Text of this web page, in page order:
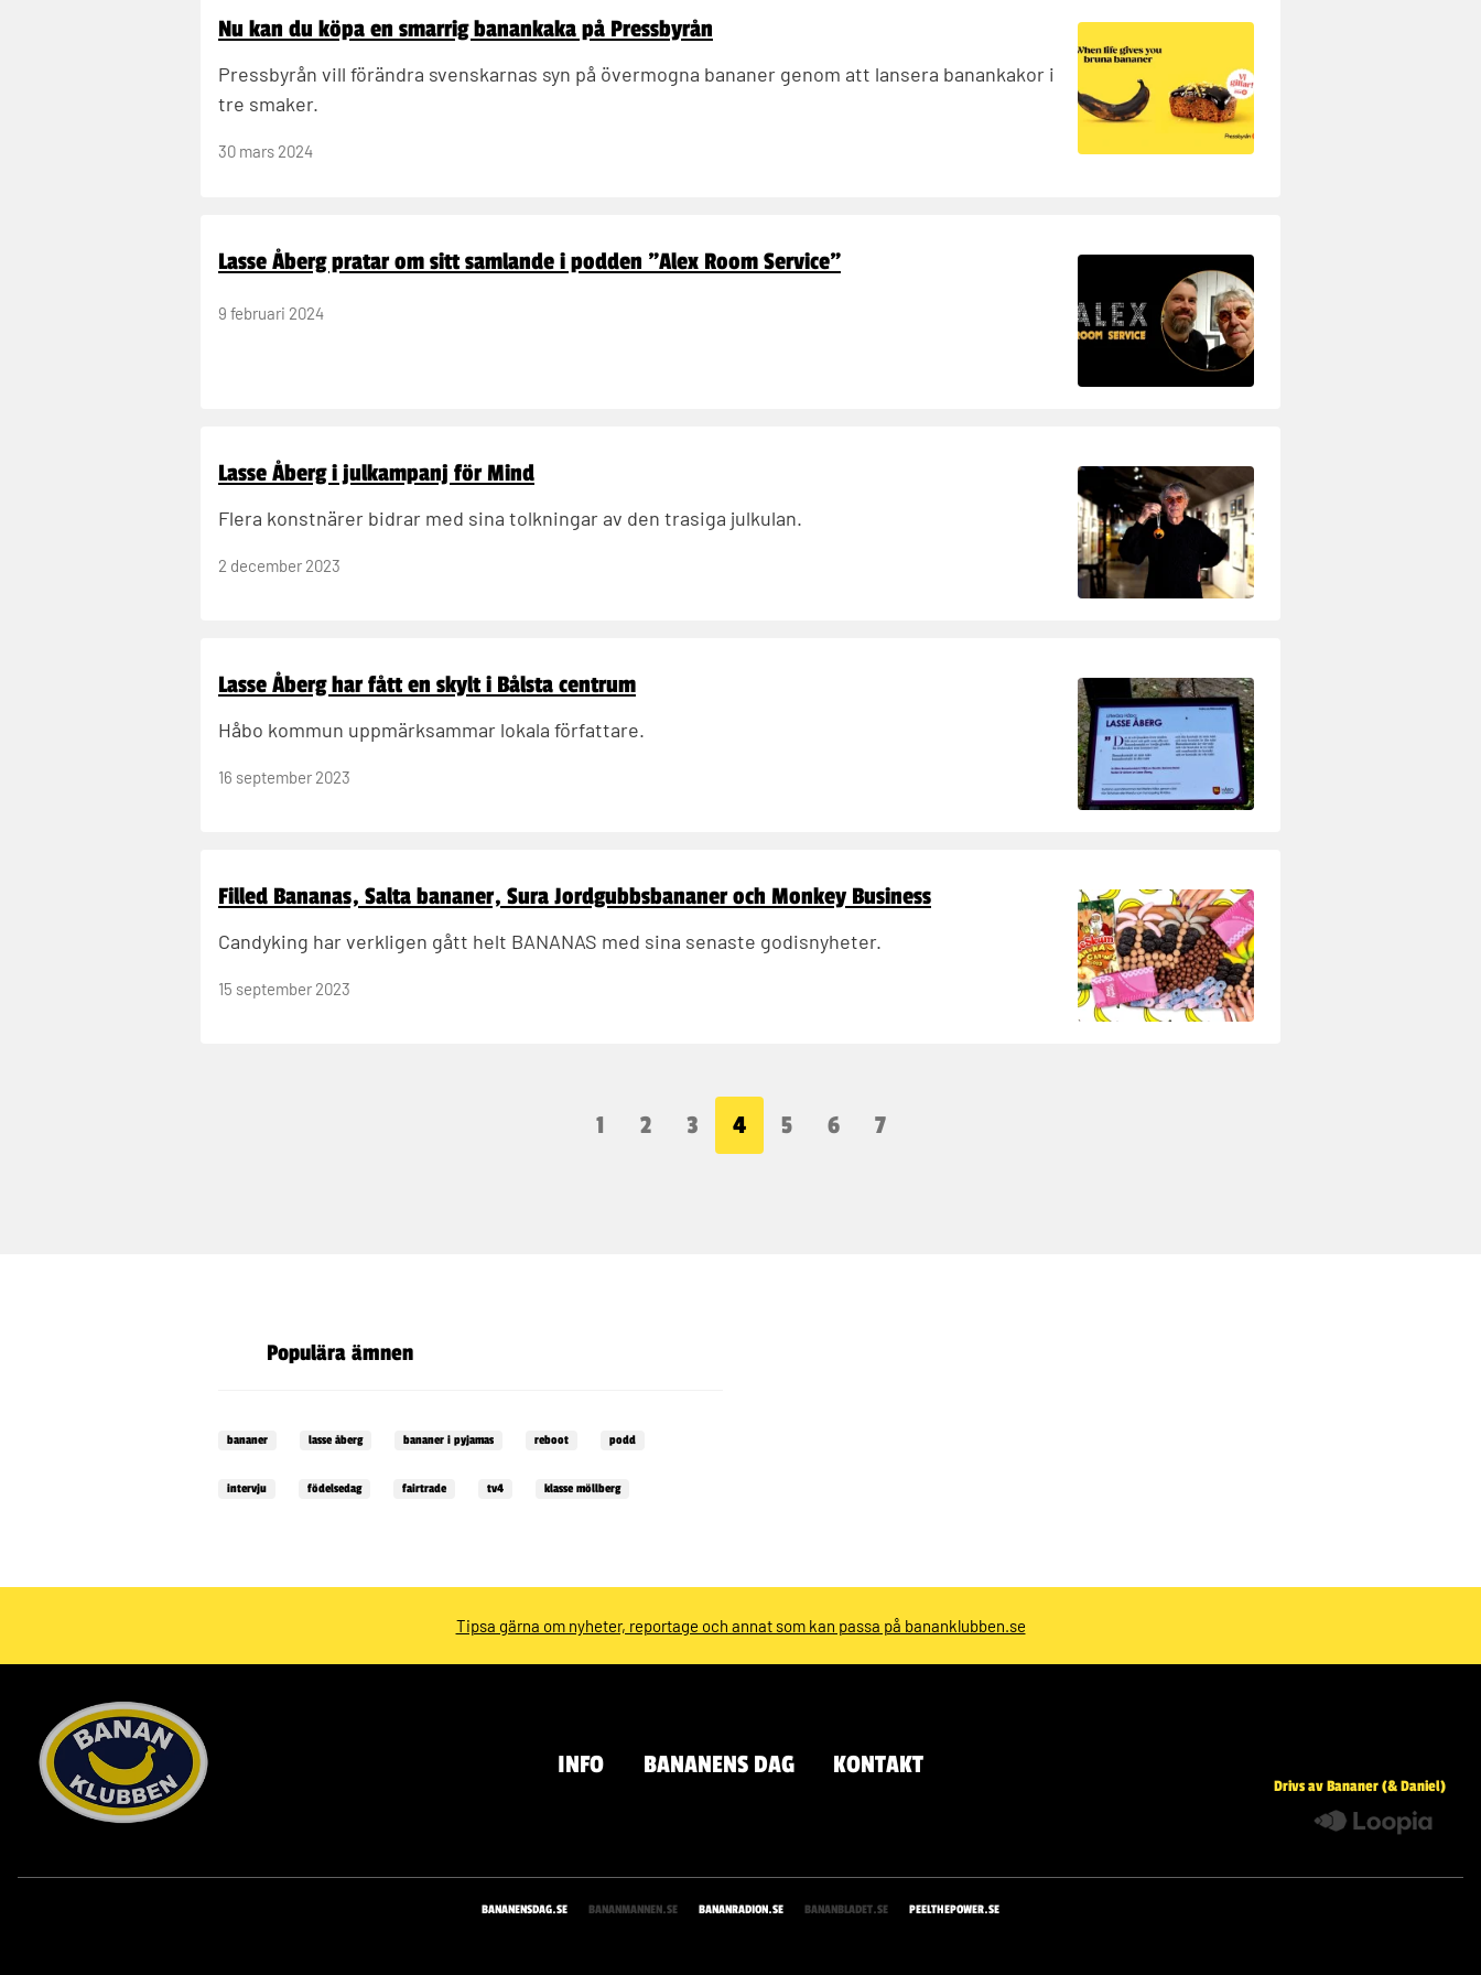
Nu kan du köpa en smarrig banankaka på Pressbyrån
Pressbyrån vill förändra svenskarnas syn på övermogna bananer genom att lansera banankakor i
tre smaker.
30 mars 2024
Lasse Åberg pratar om sitt samlande i podden "Alex Room Service"
9 februari 2024
Lasse Åberg i julkampanj för Mind
Flera konstnärer bidrar med sina tolkningar av den trasiga julkulan.
2 december 2023
Lasse Åberg har fått en skylt i Bålsta centrum
Håbo kommun uppmärksammar lokala författare.
16 september 2023
Filled Bananas, Salta bananer, Sura Jordgubbsbananer och Monkey Business
Candyking har verkligen gått helt BANANAS med sina senaste godisnyheter.
15 september 2023
1 2 3 4 5 6 7
Populära ämnen
bananer lasse åberg bananer i pyjamas reboot podd
intervju födelsedag fairtrade tv4 klasse möllberg
Tipsa gärna om nyheter, reportage och annat som kan passa på bananklubben.se
INFO BANANENS DAG KONTAKT
Drivs av Bananer (& Daniel)
BANANENSDAG.SE BANANMANNEN.SE BANANRADION.SE BANANBLADET.SE PEELTHEPOWER.SE